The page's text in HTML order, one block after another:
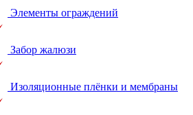
Элементы ограждений
Забор жалюзи
Изоляционные плёнки и мембраны